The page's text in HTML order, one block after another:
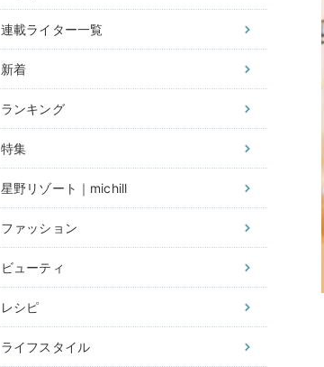
連載ライター一覧
新着
ランキング
特集
星野リゾート｜michill
ファッション
ビューティ
レシピ
ライフスタイル